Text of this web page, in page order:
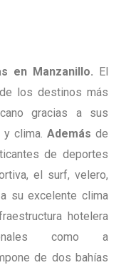
en Manzanillo. El
los destinos más
gracias a sus
clima. Además de
de deportes
el surf, velero,
su excelente clima
hotelera
como a
de dos bahías